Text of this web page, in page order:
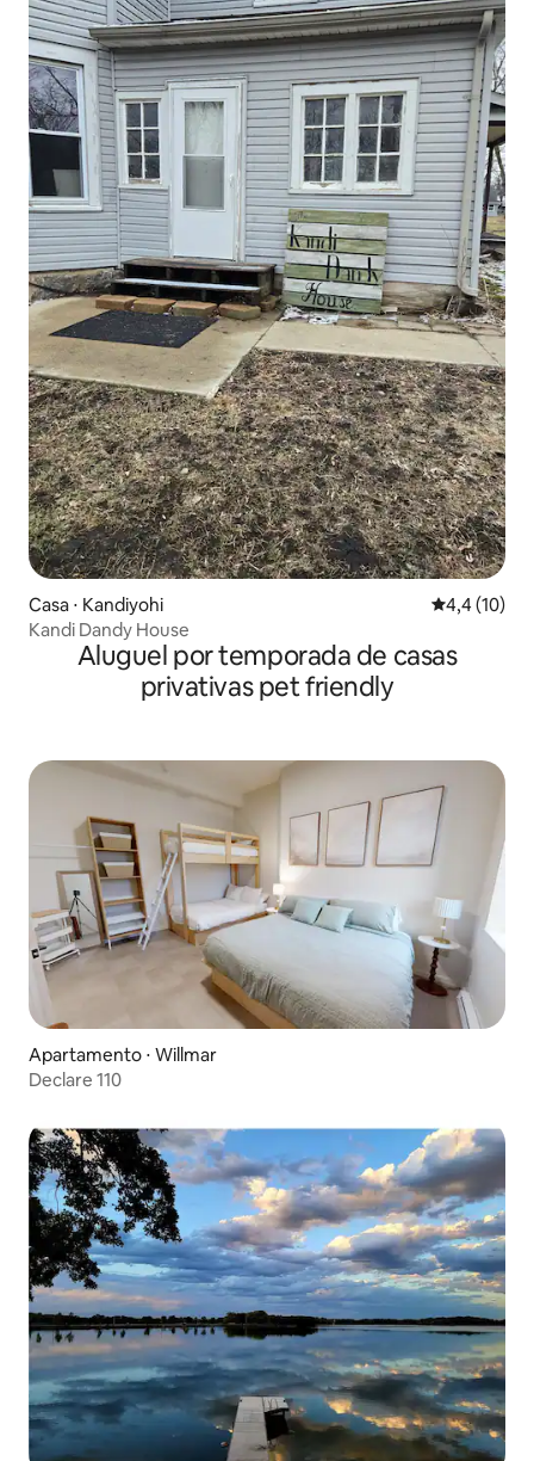
Casa ⋅ Kandiyohi 4,4 de uma
4,4 (10)
Kandi Dandy House
Aluguel por temporada de casas
privativas pet friendly
Apartamento ⋅ Willmar
Declare 110